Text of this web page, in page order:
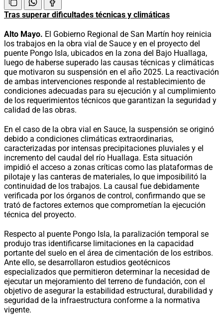
Tras superar dificultades técnicas y climáticas
Alto Mayo. El Gobierno Regional de San Martín hoy reinicia
los trabajos en la obra vial de Sauce y en el proyecto del
puente Pongo Isla, ubicados en la zona del Bajo Huallaga,
luego de haberse superado las causas técnicas y climáticas
que motivaron su suspensión en el año 2025. La reactivación
de ambas intervenciones responde al restablecimiento de
condiciones adecuadas para su ejecución y al cumplimiento
de los requerimientos técnicos que garantizan la seguridad y
calidad de las obras.
En el caso de la obra vial en Sauce, la suspensión se originó
debido a condiciones climáticas extraordinarias,
caracterizadas por intensas precipitaciones pluviales y el
incremento del caudal del río Huallaga. Esta situación
impidió el acceso a zonas críticas como las plataformas de
pilotaje y las canteras de materiales, lo que imposibilitó la
continuidad de los trabajos. La causal fue debidamente
verificada por los órganos de control, confirmando que se
trató de factores externos que comprometían la ejecución
técnica del proyecto.
Respecto al puente Pongo Isla, la paralización temporal se
produjo tras identificarse limitaciones en la capacidad
portante del suelo en el área de cimentación de los estribos.
Ante ello, se desarrollaron estudios geotécnicos
especializados que permitieron determinar la necesidad de
ejecutar un mejoramiento del terreno de fundación, con el
objetivo de asegurar la estabilidad estructural, durabilidad y
seguridad de la infraestructura conforme a la normativa
vigente.